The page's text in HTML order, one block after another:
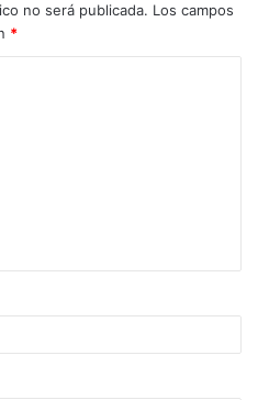
no será publicada. Los campos
*